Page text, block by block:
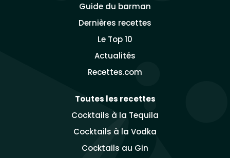
Guide du barman
Dernières recettes
Le Top 10
Actualités
Recettes.com
Toutes les recettes
Cocktails à la Tequila
Cocktails à la Vodka
Cocktails au Gin